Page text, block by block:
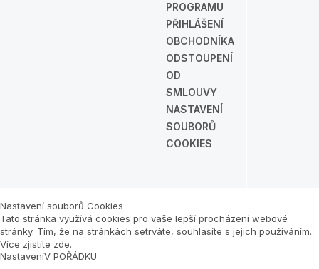
PROGRAMU
PŘIHLÁŠENÍ
OBCHODNÍKA
ODSTOUPENÍ
OD
SMLOUVY
NASTAVENÍ
SOUBORŮ
COOKIES
Nastavení souborů Cookies
Tato stránka využívá cookies pro vaše lepší procházení webové
stránky. Tím, že na stránkách setrváte, souhlasíte s jejich používáním.
Více zjistíte zde.
NastaveníV POŘÁDKU